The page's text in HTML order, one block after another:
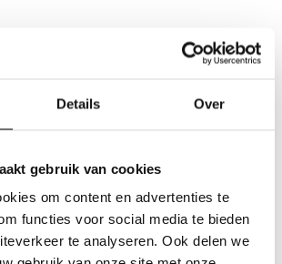
Details Over
gebruik van cookies
om content en advertenties te
functies voor social media te bieden
te analyseren. Ook delen we
Grill Racing